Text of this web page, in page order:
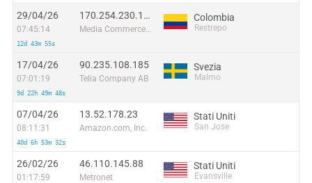
29/04/26
07:45:14
12d 43m 55s
170.254.230.162
Media Commerce Partners S.A
Colombia
Restrepo
17/04/26
07:01:19
9d 22h 49m 48s
90.235.108.185
Telia Company AB
Svezia
Malmo
07/04/26
08:11:31
40d 6h 53m 32s
13.52.178.23
Amazon.com, Inc.
Stati Uniti
San Jose
26/02/26
01:17:59
46.110.145.88
Metronet
Stati Uniti
Evansville